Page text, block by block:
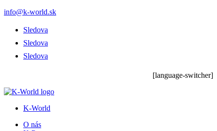
info@k-world.sk
Sledova
Sledova
Sledova
[language-switcher]
K-World
O nás